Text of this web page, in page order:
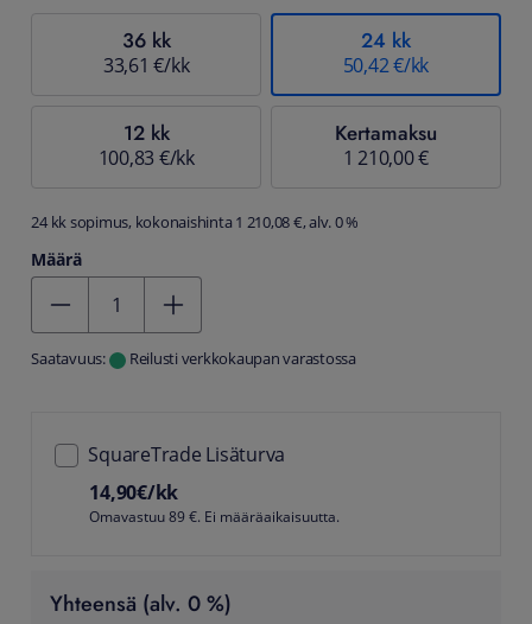
36 kk
33,61 €/kk
24 kk
50,42 €/kk
12 kk
100,83 €/kk
Kertamaksu
1 210,00 €
24 kk sopimus, kokonaishinta 1 210,08 €, alv. 0 %
Määrä
Saatavuus: Reilusti verkkokaupan varastossa
SquareTrade Lisäturva
14,90€/kk
Omavastuu 89 €. Ei määräaikaisuutta.
Yhteensä (alv. 0 %)